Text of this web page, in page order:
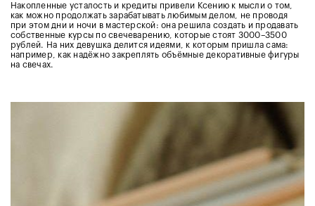
Накопленные усталость и кредиты привели Ксению к мысли о том,
как можно продолжать зарабатывать любимым делом, не проводя
при этом дни и ночи в мастерской: она решила создать и продавать
собственные курсы по свечеварению, которые стоят 3000–3500
рублей. На них девушка делится идеями, к которым пришла сама:
например, как надёжно закреплять объёмные декоративные фигуры
на свечах.